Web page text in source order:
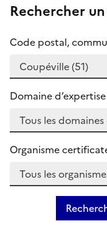
Rechercher
Code postal,
Domaine d’expertise
Organisme